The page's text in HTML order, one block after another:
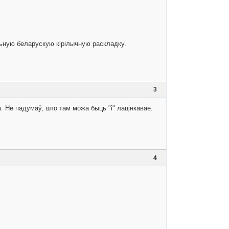
беларускую кірілычную раскладку.
3
Не падумаў, што там можа быць "і" лацінкавае.
4